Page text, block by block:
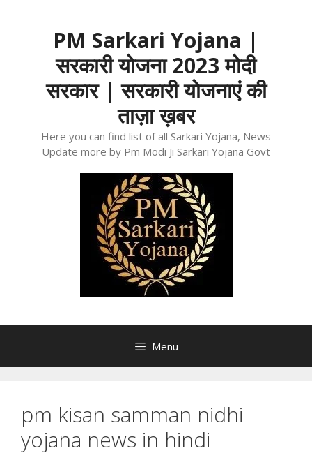
PM Sarkari Yojana |
सरकारी योजना 2023 मोदी
सरकार | सरकारी योजनाएं की
ताज़ा ख़बर
Here you can find list of all Sarkari Yojana, News
Update more by Pm Modi Ji Sarkari Yojana Govt
Menu
pm kisan samman nidhi
yojana news in hindi